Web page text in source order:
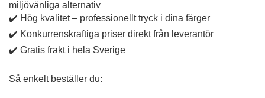
miljövänliga alternativ
✔️ Hög kvalitet – professionellt tryck i dina färger
✔️ Konkurrenskraftiga priser direkt från leverantör
✔️ Gratis frakt i hela Sverige
Så enkelt beställer du: